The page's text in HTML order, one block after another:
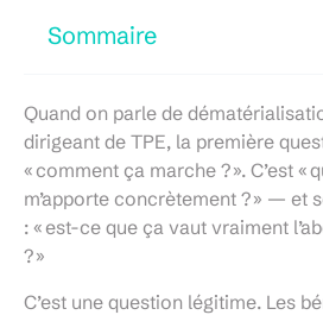
Sommaire
Quand on parle de
dirigeant de TPE, la première
« comment ça marche ? ». C’est «
m’apporte concrètement ? » — et
: « est-ce que ça vaut vraiment
? »
C’est une question légitime. Les